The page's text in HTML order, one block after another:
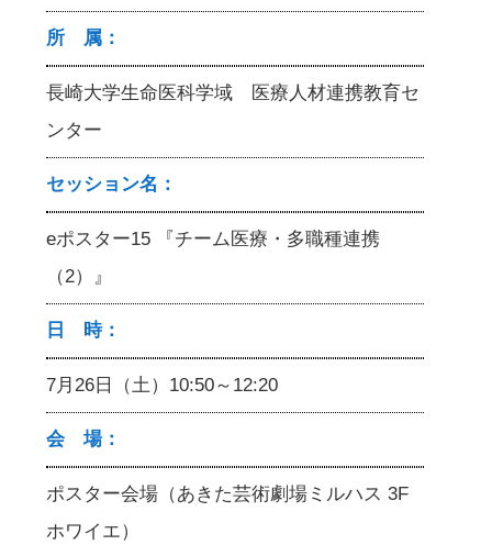
所 属：
長崎大学生命医科学域 医療人材連携教育セ
ンター
セッション名：
eポスター15 『チーム医療・多職種連携
（2）』
日 時：
7月26日（土）10:50～12:20
会 場：
ポスター会場（あきた芸術劇場ミルハス 3F
ホワイエ）